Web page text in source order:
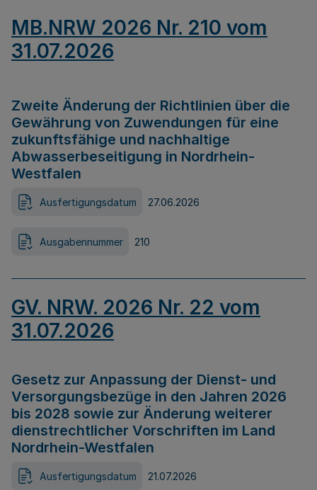
MB.NRW 2026 Nr. 210 vom
31.07.2026
Zweite Änderung der Richtlinien über die
Gewährung von Zuwendungen für eine
zukunftsfähige und nachhaltige
Abwasserbeseitigung in Nordrhein-
Westfalen
Ausfertigungsdatum 27.06.2026
Ausgabennummer 210
GV. NRW. 2026 Nr. 22 vom
31.07.2026
Gesetz zur Anpassung der Dienst- und
Versorgungsbezüge in den Jahren 2026
bis 2028 sowie zur Änderung weiterer
dienstrechtlicher Vorschriften im Land
Nordrhein-Westfalen
Ausfertigungsdatum 21.07.2026